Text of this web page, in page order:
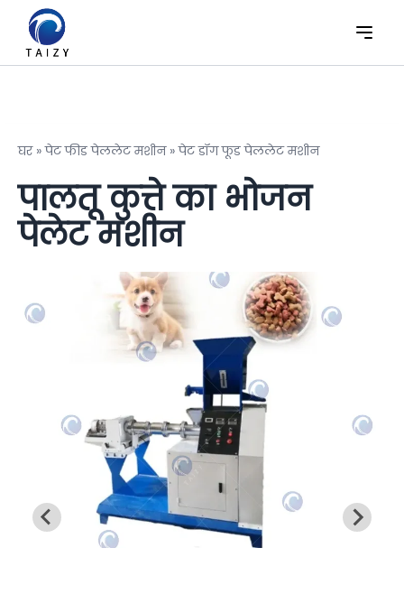
घर»पेट फीड पेललेट मशीन»पेट डॉग फूड पेललेट मशीन
पालतू कुत्ते का भोजन
पेलेट मशीन